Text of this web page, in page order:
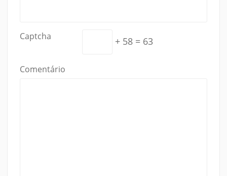
Captcha + 58 = 63
Comentário